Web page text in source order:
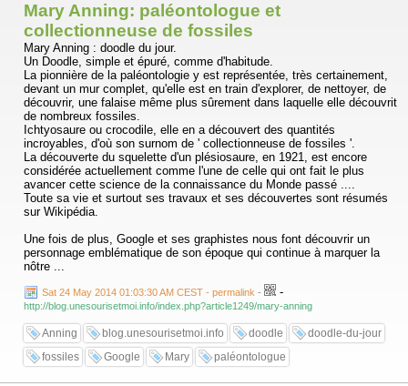
Mary Anning: paléontologue et
collectionneuse de fossiles
Mary Anning : doodle du jour.
Un Doodle, simple et épuré, comme d'habitude.
La pionnière de la paléontologie y est représentée, très certainement,
devant un mur complet, qu'elle est en train d'explorer, de nettoyer, de
découvrir, une falaise même plus sûrement dans laquelle elle découvrit
de nombreux fossiles.
Ichtyosaure ou crocodile, elle en a découvert des quantités
incroyables, d'où son surnom de ' collectionneuse de fossiles '.
La découverte du squelette d'un plésiosaure, en 1921, est encore
considérée actuellement comme l'une de celle qui ont fait le plus
avancer cette science de la connaissance du Monde passé ....
Toute sa vie et surtout ses travaux et ses découvertes sont résumés
sur Wikipédia.
Une fois de plus, Google et ses graphistes nous font découvrir un
personnage emblématique de son époque qui continue à marquer la
nôtre ...
Sat 24 May 2014 01:03:30 AM CEST - permalink - -
http://blog.unesourisetmoi.info/index.php?article1249/mary-anning
Anning blog.unesourisetmoi.info doodle
doodle-du-jour
fossiles
Google Mary paléontologue